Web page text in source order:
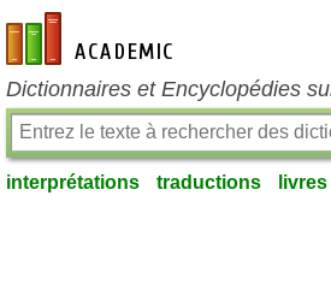
fr-academic.com
Dictionnaires et Encyclopédies
interprétations traductions livres